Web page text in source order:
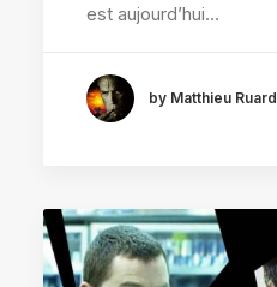
est aujourd’hui…
by Matthieu Ruard